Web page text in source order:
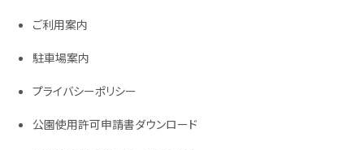
ご利用案内
駐車場案内
プライバシーポリシー
公園使用許可申請書ダウンロード